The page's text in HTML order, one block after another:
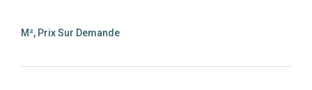
M², Prix Sur Demande